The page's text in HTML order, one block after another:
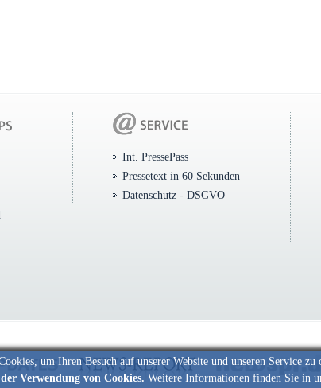
um Ihren Besuch auf unserer Website und unseren Service zu
Verwendung von Cookies. Weitere Informationen finden Sie in
Int. PressePass
Pressetext in 60 Sekunden
Datenschutz - DSGVO